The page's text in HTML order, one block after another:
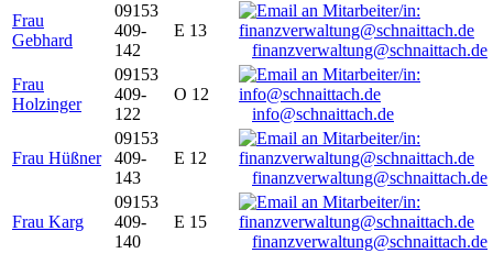
Frau
Gebhard
09153
409-
142
E 13
finanzverwaltung@schnaittach.de
Frau
Holzinger
09153
409-
122
O 12
info@schnaittach.de
Frau Hüßner
09153
409-
143
E 12
finanzverwaltung@schnaittach.de
Frau Karg
09153
409-
140
E 15
finanzverwaltung@schnaittach.de